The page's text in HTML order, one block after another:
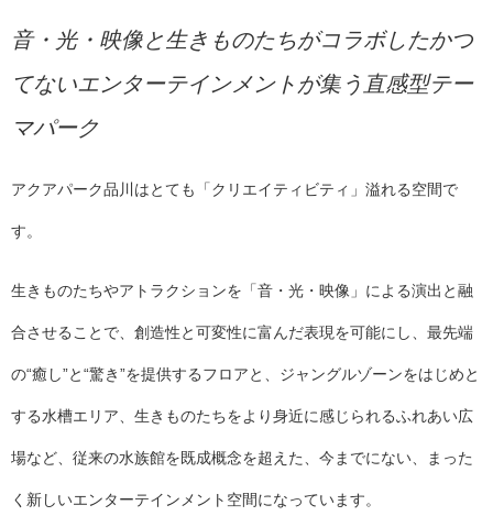
音・光・映像と生きものたちがコラボしたかつ
てないエンターテインメントが集う直感型テー
マパーク
アクアパーク品川はとても「クリエイティビティ」溢れる空間で
す。
生きものたちやアトラクションを「音・光・映像」による演出と融
合させることで、創造性と可変性に富んだ表現を可能にし、最先端
の“癒し”と“驚き”を提供するフロアと、ジャングルゾーンをはじめと
する水槽エリア、生きものたちをより身近に感じられるふれあい広
場など、従来の水族館を既成概念を超えた、今までにない、まった
く新しいエンターテインメント空間になっています。